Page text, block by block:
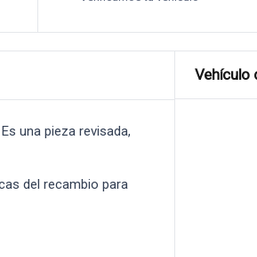
una pieza revisada,
del recambio para
Vehículo